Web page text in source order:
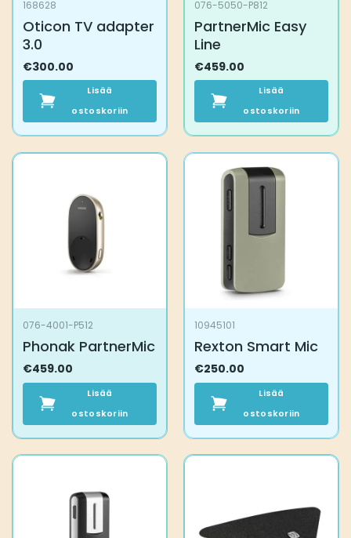
168628
Oticon TV adapter
3.0
€300.00
Lisää
ostoskoriin
076-5050-P812
PartnerMic Easy
Line
€459.00
Lisää
ostoskoriin
076-4001-P512
Phonak PartnerMic
€459.00
Lisää
ostoskoriin
10945101
Rexton Smart Mic
€250.00
Lisää
ostoskoriin